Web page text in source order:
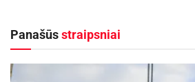
2-jų dalių
. Rež.
Panašūsstraipsniai